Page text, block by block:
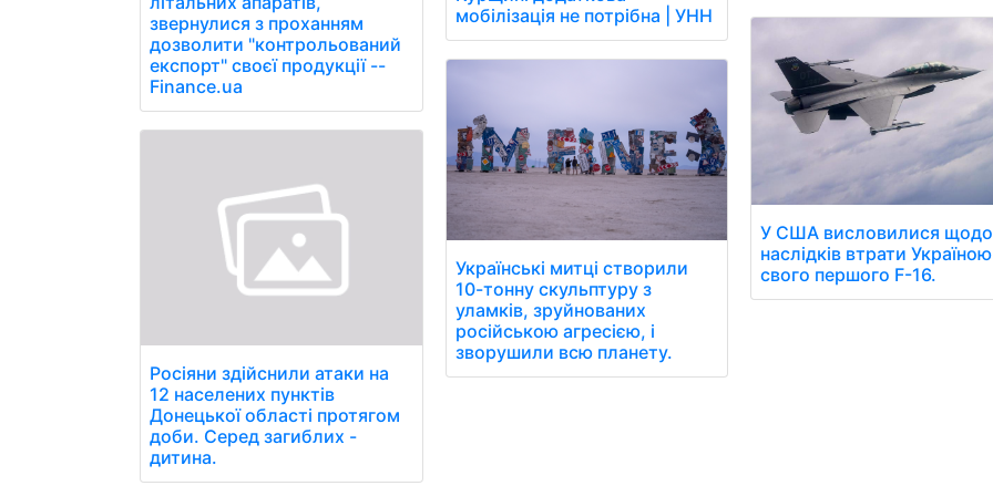
звернулися з проханням
дозволити "контрольований
експорт" своєї продукції --
Finance.ua
Росіяни здійснили атаки на
12 населених пунктів
Донецької області протягом
доби. Серед загиблих -
дитина.
мобілізація не потрібна | УНН
Українські митці створили
10-тонну скульптуру з
уламків, зруйнованих
російською агресією, і
зворушили всю планету.
У США висловилися щодо
наслідків втрати Україною
свого першого F-16.